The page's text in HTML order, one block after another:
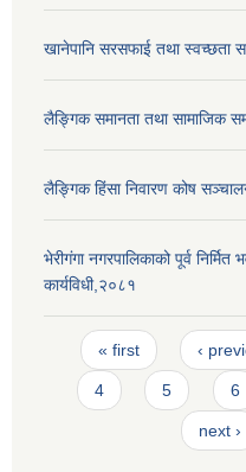
खानेपानि सरसफाई तथा स्वच्छता
लैङ्गिक समानता तथा सामाजिक
लैङ्गिक हिंसा निवारण कोष
भेरीगंगा नगरपालिकाको पूर्व
कार्यविधी,२०८१
Pages
« first ‹
4 5 6
next ›